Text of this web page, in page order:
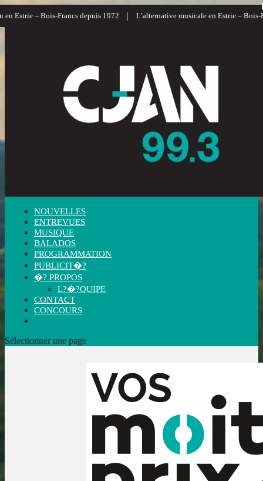
Francs depuis 1972 | L’alternative musicale en Estrie – Bois-Francs |
NOUVELLES
ENTREVUES
MUSIQUE
BALADOS
PROGRAMMATION
PUBLICIT�?
�? PROPOS
L?�?QUIPE
CONTACT
CONCOURS
Sélectionner une page